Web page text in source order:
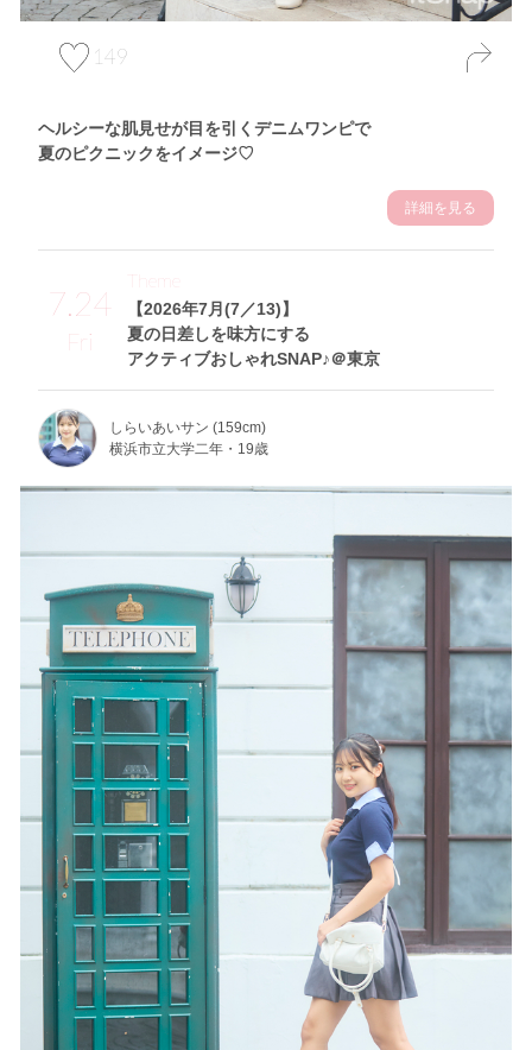
149
ヘルシーな肌見せが目を引くデニムワンピで
夏のピクニックをイメージ♡
詳細を見る
7.24
Fri
【2026年7月(7／13)】
夏の日差しを味方にする
アクティブおしゃれSNAP♪＠東京
Theme
しらいあいサン (159cm)
横浜市立大学二年・19歳